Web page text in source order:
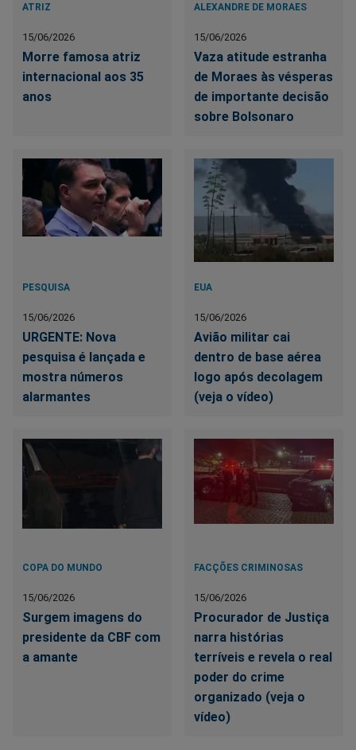
ATRIZ
15/06/2026
Morre famosa atriz
internacional aos 35
anos
ALEXANDRE DE MORAES
15/06/2026
Vaza atitude estranha
de Moraes às vésperas
de importante decisão
sobre Bolsonaro
PESQUISA
15/06/2026
URGENTE: Nova
pesquisa é lançada e
mostra números
alarmantes
EUA
15/06/2026
Avião militar cai
dentro de base aérea
logo após decolagem
(veja o vídeo)
COPA DO MUNDO
15/06/2026
Surgem imagens do
presidente da CBF com
a amante
FACÇÕES CRIMINOSAS
15/06/2026
Procurador de Justiça
narra histórias
terríveis e revela o real
poder do crime
organizado (veja o
vídeo)